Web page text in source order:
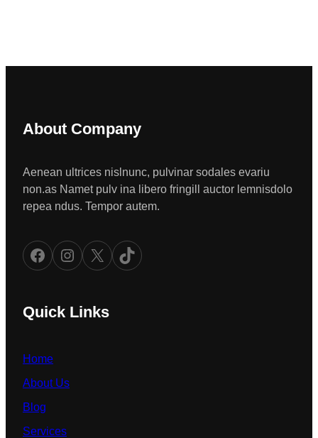
About Company
Aenean ultrices nislnunc, pulvinar sodales evariu
non.as Namet pulv ina libero fringill auctor lemnisdolo
repea ndus. Tempor autem.
Facebook Instagram X TikTok
Quick Links
Home
About Us
Blog
Services